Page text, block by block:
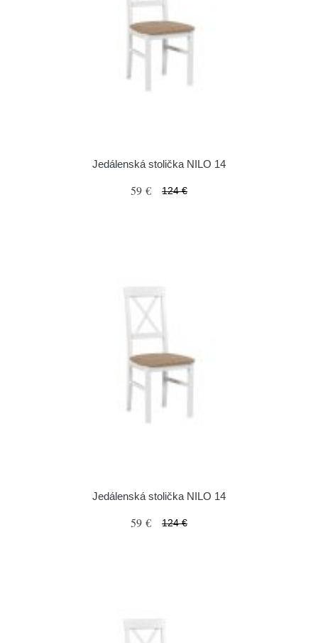
Jedálenská stolička NILO 14
59 € 124 €
Jedálenská stolička NILO 14
59 € 124 €